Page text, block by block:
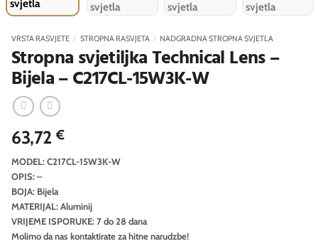
VRSTA RASVJETE / STROPNA RASVJETA / NADGRADNA STROPNA SVJETLA
Stropna svjetiljka Technical Lens –
Bijela – C217CL-15W3K-W
63,72 €
MODEL: C217CL-15W3K-W
OPIS: –
BOJA: Bijela
MATERIJAL: Aluminij
VRIJEME ISPORUKE: 7 do 28 dana
Molimo da nas kontaktirate za hitne narudzbe!